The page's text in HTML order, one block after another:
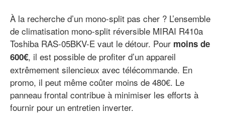
À la recherche d’un mono-split pas cher ? L’ensemble
de climatisation mono-split réversible MIRAI R410a
Toshiba RAS-05BKV-E vaut le détour. Pour moins de
600€, il est possible de profiter d’un appareil
extrêmement silencieux avec télécommande. En
promo, il peut même coûter moins de 480€. Le
panneau frontal contribue à minimiser les efforts à
fournir pour un entretien inverter.